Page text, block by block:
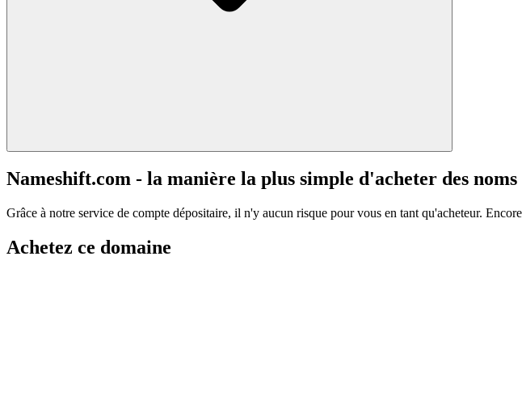
Nameshift.com - la manière la plus simple d'acheter des noms
Grâce à notre service de compte dépositaire, il n'y aucun risque pour vous en tant qu'acheteur.
Achetez ce domaine